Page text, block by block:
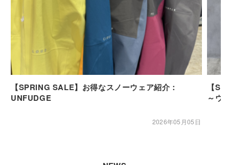
【SPRING SALE】お得なスノーウェア紹介：
UNFUDGE
2026年05月05日
【
～ウ